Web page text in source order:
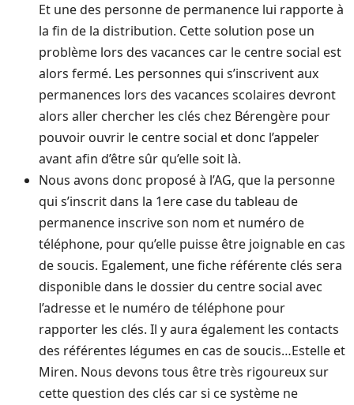
Et une des personne de permanence lui rapporte à
la fin de la distribution. Cette solution pose un
problème lors des vacances car le centre social est
alors fermé. Les personnes qui s’inscrivent aux
permanences lors des vacances scolaires devront
alors aller chercher les clés chez Bérengère pour
pouvoir ouvrir le centre social et donc l’appeler
avant afin d’être sûr qu’elle soit là.
Nous avons donc proposé à l’AG, que la personne
qui s’inscrit dans la 1ere case du tableau de
permanence inscrive son nom et numéro de
téléphone, pour qu’elle puisse être joignable en cas
de soucis. Egalement, une fiche référente clés sera
disponible dans le dossier du centre social avec
l’adresse et le numéro de téléphone pour
rapporter les clés. Il y aura également les contacts
des référentes légumes en cas de soucis…Estelle et
Miren. Nous devons tous être très rigoureux sur
cette question des clés car si ce système ne